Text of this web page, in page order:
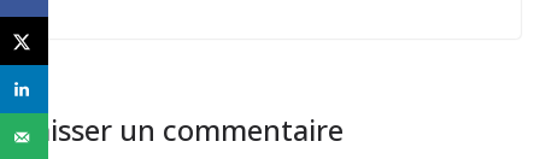
Laisser un commentaire